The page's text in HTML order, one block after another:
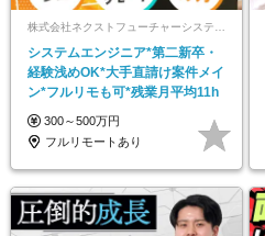
株式会社ネクストフューチャーシステムズ
システムエンジニア*第二新卒・
経験浅めOK*大手直請け案件メイ
ン*フルリモも可*残業月平均11h
300～500万円
フルリモートあり